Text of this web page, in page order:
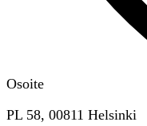
Osoite
PL 58, 00811 Helsinki